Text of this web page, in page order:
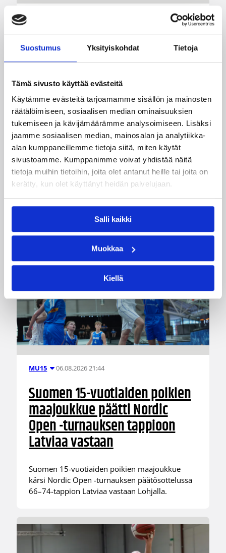
Suostumus Yksityiskohdat Tietoja
Tämä sivusto käyttää evästeitä
Käytämme evästeitä tarjoamamme sisällön ja mainosten
räätälöimiseen, sosiaalisen median ominaisuuksien
tukemiseen ja kävijämäärämme analysoimiseen. Lisäksi
jaamme sosiaalisen median, mainosalan ja analytiikka-
alan kumppaneillemme tietoja siitä, miten käytät
sivustoamme. Kumppanimme voivat yhdistää näitä
tietoja muihin tietoihin, joita olet antanut heille tai joita on
kerätty, kun olet käyttänyt heidän palvelujaan.
Salli kaikki
Muokkaa
Kiellä
Susiladiesin puolustus rautaa
Tukholmassa –
harvinaislaatuinen voitto
Liettuasta
Susiladies nappasi harvinaislaatuisen voiton
Liettuasta Tukholmassa pelatussa maaottelussa.
Susiladies voitti vakuuttavasti Liettuan 81-70
(48-36) Elina Aarnisalon 22 pisteen
johdattamana. Suomi pelaa Tukholmassa vielä
toisen ottelun, kun huomenna vastaan tulee
Ruotsi.
MU15 06.08.2026 21:44
Suomen 15-vuotiaiden poikien
maajoukkue päätti Nordic
Open -turnauksen tappioon
Latviaa vastaan
Suomen 15-vuotiaiden poikien maajoukkue
kärsi Nordic Open -turnauksen päätösottelussa
66–74-tappion Latviaa vastaan Lohjalla.